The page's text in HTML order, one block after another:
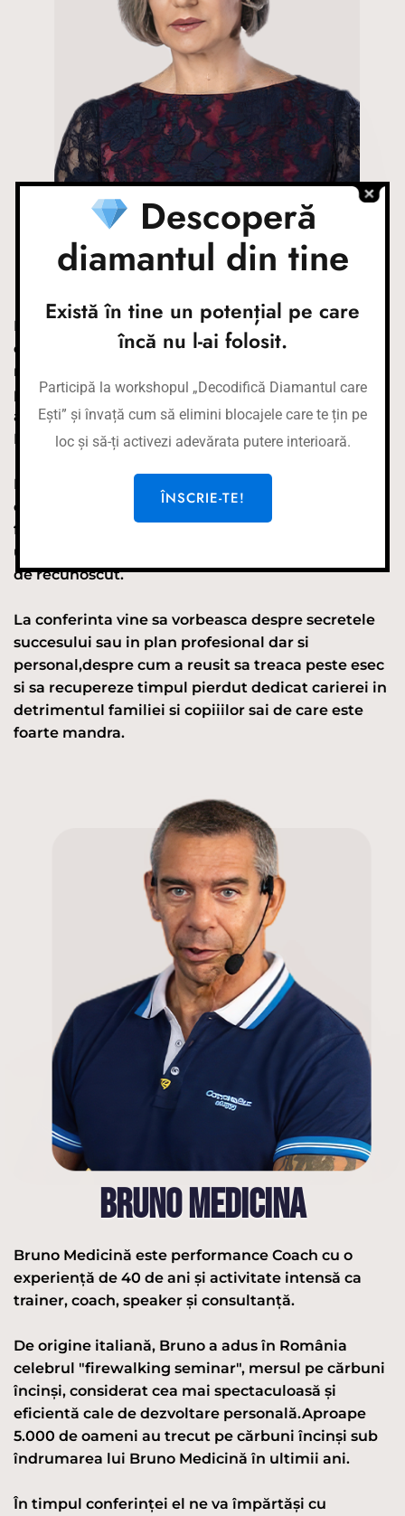
MAIA MORGENSTERN
Maia Morgenstern, actrita de un profesionalism
exceptional,se transforma spectaculos la fiecare
rol in parte.Indragita actrita a jucat in numeroase
piese de teatru si filme de-a lungul carierei sale si
a devenit cunoscuta international dupa rolul
Fecioarei Maria din ""Patimile lui Hristos"".
In lumea artei a intrat cu un esec,cazand la
examenul de admitere la facultatea de teatru si
film,un esec pe care l-a descris ca fiind
usturator,greu,cu lacrimi si durere ascunsa greu
de recunoscut.
La conferinta vine sa vorbeasca despre secretele
succesului sau in plan profesional dar si
personal,despre cum a reusit sa treaca peste esec
si sa recupereze timpul pierdut dedicat carierei in
detrimentul familiei si copiiilor sai de care este
foarte mandra.
BRUNO MEDICINA
Bruno Medicină este performance Coach cu o
experiență de 40 de ani și activitate intensă ca
trainer, coach, speaker și consultanță.
De origine italiană, Bruno a adus în România
celebrul "firewalking seminar", mersul pe cărbuni
încinși, considerat cea mai spectaculoasă și
eficientă cale de dezvoltare personală.Aproape
5.000 de oameni au trecut pe cărbuni încinşi sub
îndrumarea lui Bruno Medicină în ultimii ani.
În timpul conferinței el ne va împărtăși cu
Descoperă
diamantul din tine
Există în tine un potențial pe care
încă nu l-ai folosit.
Participă la workshopul „Decodifică Diamantul care
Ești” și învață cum să elimini blocajele care te țin pe
loc și să-ți activezi adevărata putere interioară.
ÎNSCRIE-TE!